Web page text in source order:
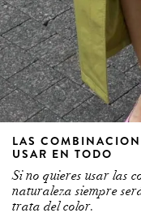
LAS
USAR EN TODO
Si no quieres usar las
naturaleza siempre
trata del color.